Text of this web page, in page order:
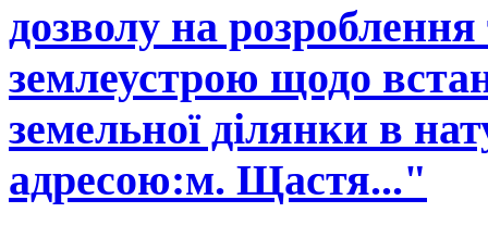
дозволу на розроблення
землеустрою щодо
земельної ділянки в
адресою:м. Щастя..."